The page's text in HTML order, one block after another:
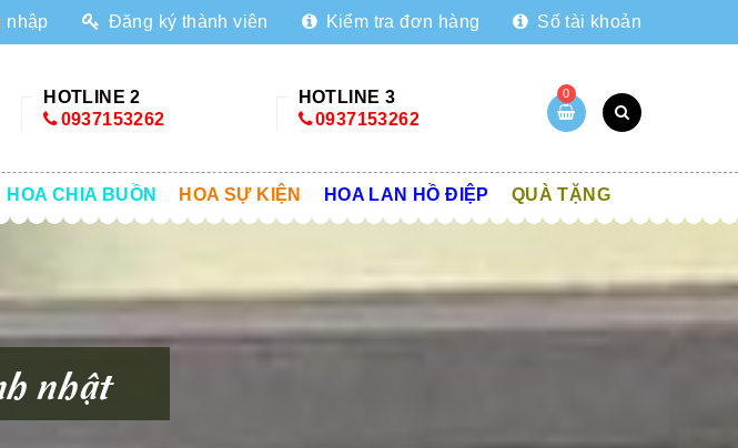
nhập Đăng ký thành viên Kiểm tra đơn hàng Số tài khoản
HOTLINE 2
0937153262
HOTLINE 3
0937153262
0
HOA CHIA BUỒN HOA SỰ KIỆN HOA LAN HỒ ĐIỆP QUÀ TẶNG
nhật